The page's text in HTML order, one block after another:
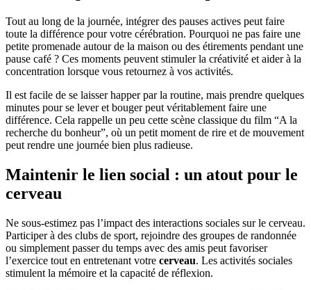
Tout au long de la journée, intégrer des pauses actives peut faire
toute la différence pour votre cérébration. Pourquoi ne pas faire une
petite promenade autour de la maison ou des étirements pendant une
pause café ? Ces moments peuvent stimuler la créativité et aider à la
concentration lorsque vous retournez à vos activités.
Il est facile de se laisser happer par la routine, mais prendre quelques
minutes pour se lever et bouger peut véritablement faire une
différence. Cela rappelle un peu cette scène classique du film “A la
recherche du bonheur”, où un petit moment de rire et de mouvement
peut rendre une journée bien plus radieuse.
Maintenir le lien social : un atout pour le
cerveau
Ne sous-estimez pas l’impact des interactions sociales sur le cerveau.
Participer à des clubs de sport, rejoindre des groupes de randonnée
ou simplement passer du temps avec des amis peut favoriser
l’exercice tout en entretenant votre cerveau. Les activités sociales
stimulent la mémoire et la capacité de réflexion.